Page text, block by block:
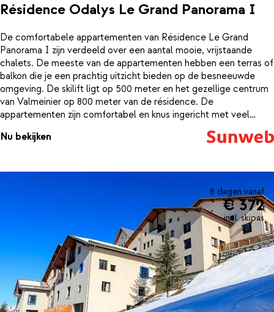
Résidence Odalys Le Grand Panorama I
De comfortabele appartementen van Résidence Le Grand
Panorama I zijn verdeeld over een aantal mooie, vrijstaande
chalets. De meeste van de appartementen hebben een terras of
balkon die je een prachtig uitzicht bieden op de besneeuwde
omgeving. De skilift ligt op 500 meter en het gezellige centrum
van Valmeinier op 800 meter van de résidence. De
appartementen zijn comfortabel en knus ingericht met veel
gebruik van hout. Na een actieve dag op de piste kun je 's
middags heerlijk een duik nemen in het verwarmde
Nu bekijken
8 dagen vanaf
€ 372
incl. skipas